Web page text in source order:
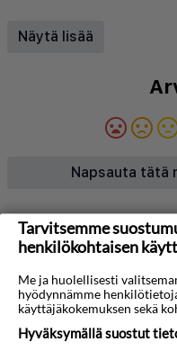
Näytä lisää
Napsauta tätä
Tietoja hotellista
Kiinteistö sijaitsee
Riian keskustorilta ja
km päässä Vagonu
Latvian kansallisesta
Tarvitsemme
henkilökohtaisen
Me ja huolellisesti
hyödynnämme
käyttäjäkokemuksen sekä
Hyväksymällä suostut